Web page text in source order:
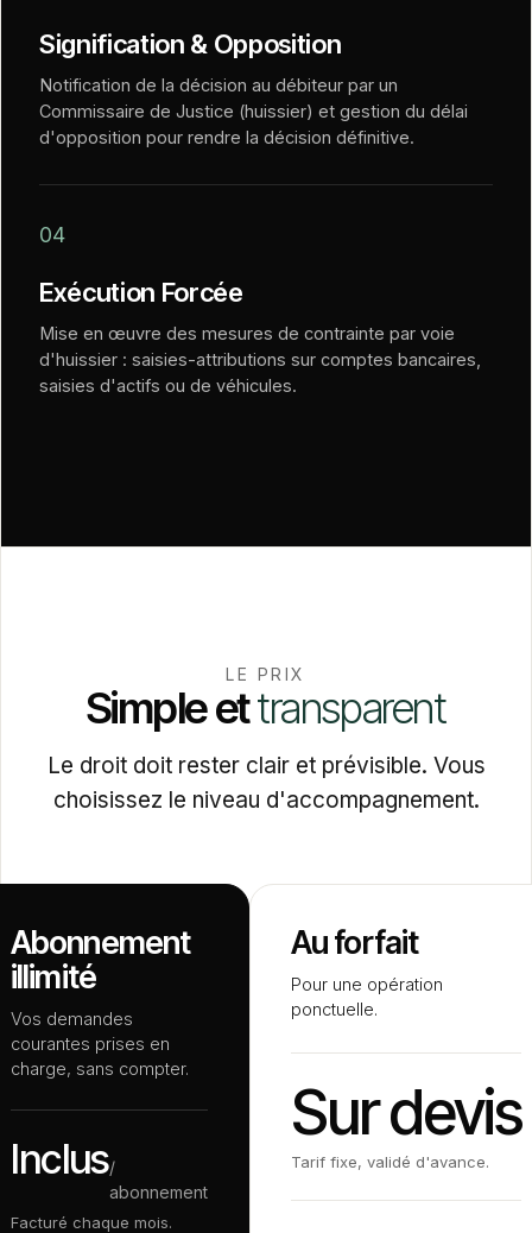
Signification & Opposition
Notification de la décision au débiteur par un
Commissaire de Justice (huissier) et gestion du délai
d'opposition pour rendre la décision définitive.
04
Exécution Forcée
Mise en œuvre des mesures de contrainte par voie
d'huissier : saisies-attributions sur comptes bancaires,
saisies d'actifs ou de véhicules.
LE PRIX
Simpleettransparent
Le droit doit rester clair et prévisible. Vous
choisissez le niveau d'accompagnement.
Abonnement
illimité
Vos demandes
courantes prises en
charge, sans compter.
Inclus/
abonnement
Facturé chaque mois.
Au forfait
Pour une opération
ponctuelle.
Sur devis
Tarif fixe, validé d'avance.